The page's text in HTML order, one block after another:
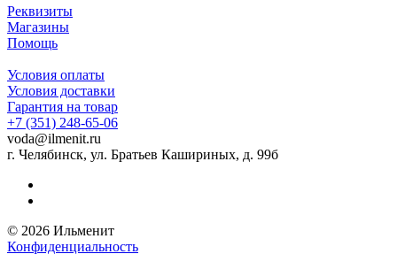
Реквизиты
Магазины
Помощь
Условия оплаты
Условия доставки
Гарантия на товар
+7 (351) 248-65-06
voda@ilmenit.ru
г. Челябинск, ул. Братьев Кашириных, д. 99б
© 2026 Ильменит
Конфиденциальность